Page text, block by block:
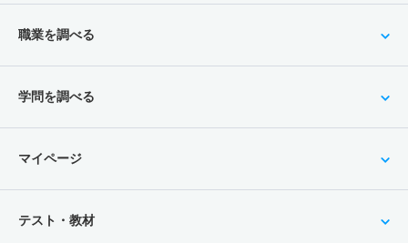
職業を調べる
学問を調べる
マイページ
テスト・教材